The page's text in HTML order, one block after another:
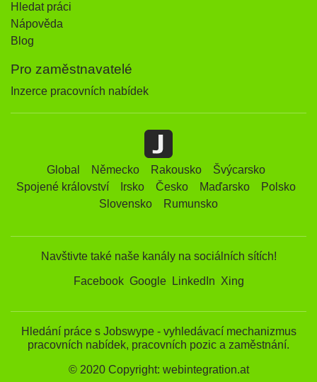
Hledat práci
Nápověda
Blog
Pro zaměstnavatelé
Inzerce pracovních nabídek
Global Německo Rakousko
Švýcarsko
Spojené království
Irsko Česko Maďarsko
Polsko
Slovensko
Rumunsko
Navštivte také naše kanály na sociálních sítích!
Facebook Google LinkedIn Xing
Hledání práce s Jobswype - vyhledávací mechanizmus
pracovních nabídek, pracovních pozic a zaměstnání.
© 2020 Copyright: webintegration.at